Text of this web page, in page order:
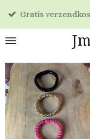
Ga
de
Gratis